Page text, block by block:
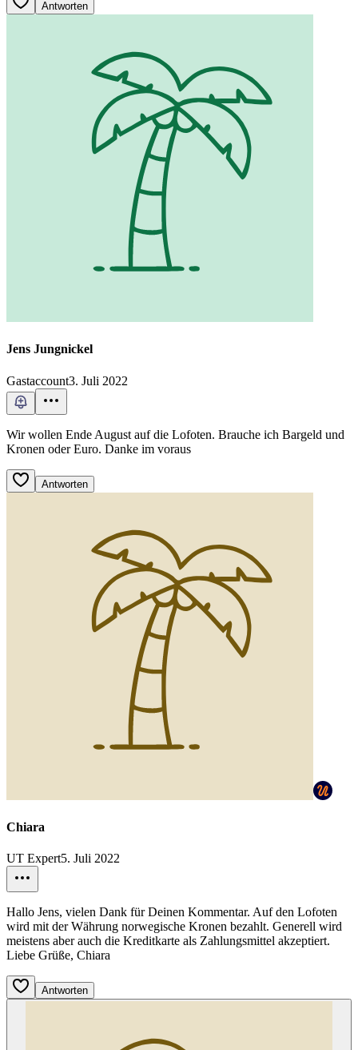
Antworten
Jens Jungnickel
Gastaccount3. Juli 2022
Wir wollen Ende August auf die Lofoten. Brauche ich Bargeld und
Kronen oder Euro. Danke im voraus
Antworten
Chiara
UT Expert5. Juli 2022
Hallo Jens, vielen Dank für Deinen Kommentar. Auf den Lofoten
wird mit der Währung norwegische Kronen bezahlt. Generell wird
meistens aber auch die Kreditkarte als Zahlungsmittel akzeptiert.
Liebe Grüße, Chiara
Antworten